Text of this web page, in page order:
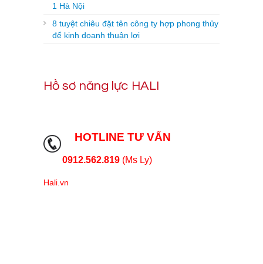
1 Hà Nội
8 tuyệt chiêu đặt tên công ty hợp phong thủy
để kinh doanh thuận lợi
Hồ sơ năng lực HALI
HOTLINE TƯ VẤN
0912.562.819 (Ms Ly)
Hali.vn